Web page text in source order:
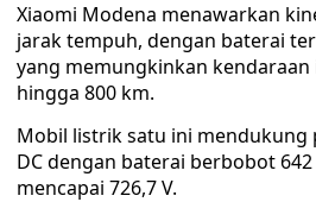
Xiaomi Modena menawarkan
jarak tempuh, dengan baterai
yang memungkinkan
hingga 800 km.
Mobil listrik satu ini mendukung
DC dengan baterai berbobot
mencapai 726,7 V.